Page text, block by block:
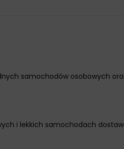
samochodów osobowych
i lekkich samochodach